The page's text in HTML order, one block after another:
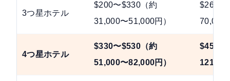
3つ星ホテル
$200〜$330（約
31,000〜51,000円）
$260〜
70,000
4つ星ホテル
$330〜$530（約
51,000〜82,000円）
$450〜